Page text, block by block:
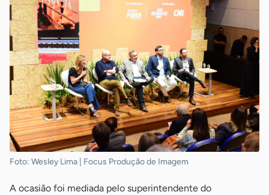
Foto: Wesley Lima | Focus Produção de Imagem
A ocasião foi mediada pelo superintendente do